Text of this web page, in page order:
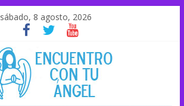
sábado, 8 agosto, 2026